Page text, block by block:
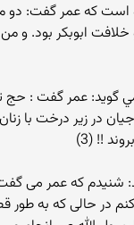
است که عمر گفت: دو
خلافت ابوبکر بود. و
گويد: عمر گفت : حج
در زير درخت با
!! (3)
شنیدم که عمر می
در حالی که به طور